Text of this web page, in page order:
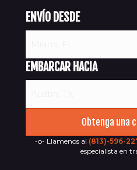
ENVÍO DESDE
EMBARCAR HACIA
-o- Llamenos al (813)-596-
especialista en